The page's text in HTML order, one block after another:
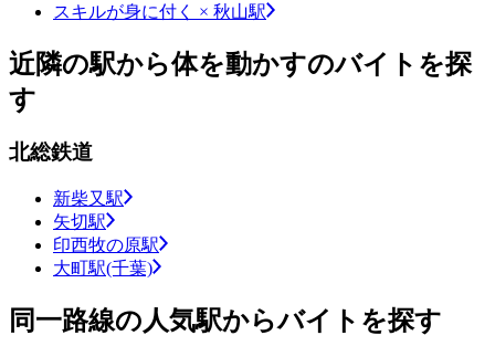
スキルが身に付く × 秋山駅
近隣の駅から体を動かすのバイトを探
す
北総鉄道
新柴又駅
矢切駅
印西牧の原駅
大町駅(千葉)
同一路線の人気駅からバイトを探す